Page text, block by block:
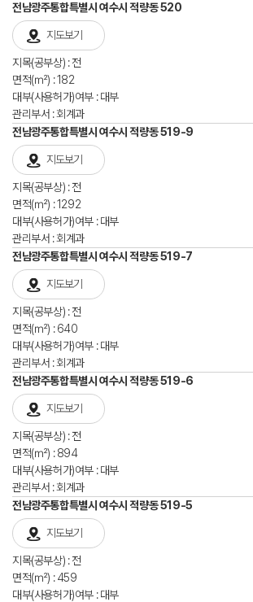
전남광주통합특별시 여수시 적량동 520
지도보기
지목(공부상) : 전
면적(㎡) : 182
대부(사용허가)여부 : 대부
관리부서 : 회계과
전남광주통합특별시 여수시 적량동 519-9
지도보기
지목(공부상) : 전
면적(㎡) : 1292
대부(사용허가)여부 : 대부
관리부서 : 회계과
전남광주통합특별시 여수시 적량동 519-7
지도보기
지목(공부상) : 전
면적(㎡) : 640
대부(사용허가)여부 : 대부
관리부서 : 회계과
전남광주통합특별시 여수시 적량동 519-6
지도보기
지목(공부상) : 전
면적(㎡) : 894
대부(사용허가)여부 : 대부
관리부서 : 회계과
전남광주통합특별시 여수시 적량동 519-5
지도보기
지목(공부상) : 전
면적(㎡) : 459
대부(사용허가)여부 : 대부